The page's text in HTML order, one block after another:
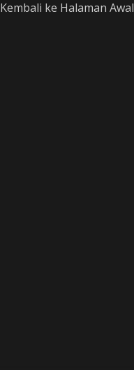
Kembali ke Halaman Awal